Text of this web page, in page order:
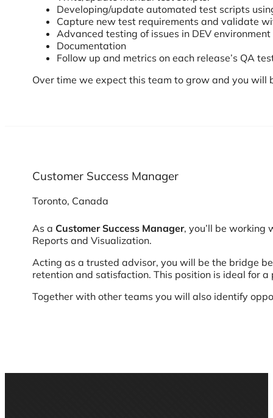
Developing/update automated test scripts
Capture new test requirements and validate
Advanced testing of issues in DEV environment
Documentation
Follow up and metrics on each release’s QA
Over time we expect this team to grow and you will
Customer Success Manager
Toronto, Canada
As a Customer Success Manager, you’ll be working
Reports and Visualization.
Acting as a trusted advisor, you will be the bridge
retention and satisfaction. This position is ideal for
Together with other teams you will also identify